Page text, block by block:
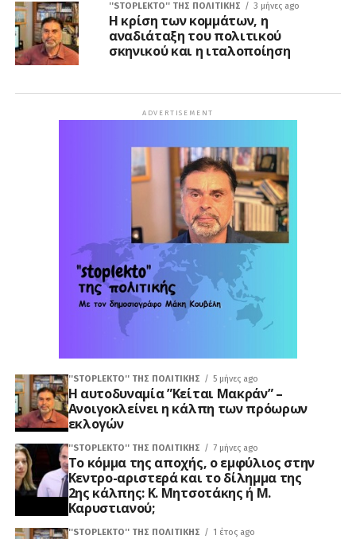
''STOPLEKTO'' ΤΗΣ ΠΟΛΙΤΙΚΗΣ 3 μήνες ago
Η κρίση των κομμάτων, η
αναδιάταξη του πολιτικού
σκηνικού και η ιταλοποίηση
ADVERTISEMENT
''STOPLEKTO'' ΤΗΣ ΠΟΛΙΤΙΚΗΣ 5 μήνες ago
Η αυτοδυναμία ”Κείται Μακράν” –
Ανοιγοκλείνει η κάλπη των πρόωρων
εκλογών
''STOPLEKTO'' ΤΗΣ ΠΟΛΙΤΙΚΗΣ 7 μήνες ago
Το κόμμα της αποχής, ο εμφύλιος στην
Κεντρο-αριστερά και το δίλημμα της
2ης κάλπης: Κ. Μητσοτάκης ή Μ.
Καρυστιανού;
''STOPLEKTO'' ΤΗΣ ΠΟΛΙΤΙΚΗΣ 1 έτος ago